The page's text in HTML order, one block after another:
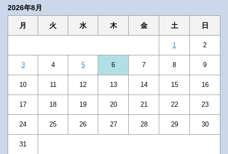
2026年8月
月 火 水 木 金 土 日
1 2
3 4 5 6 7 8 9
10 11 12 13 14 15 16
17 18 19 20 21 22 23
24 25 26 27 28 29 30
31